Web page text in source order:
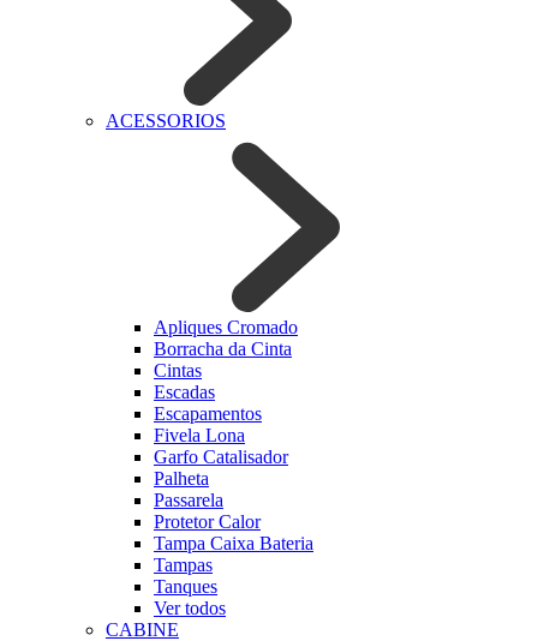
ACESSORIOS
Apliques Cromado
Borracha da Cinta
Cintas
Escadas
Escapamentos
Fivela Lona
Garfo Catalisador
Palheta
Passarela
Protetor Calor
Tampa Caixa Bateria
Tampas
Tanques
Ver todos
CABINE